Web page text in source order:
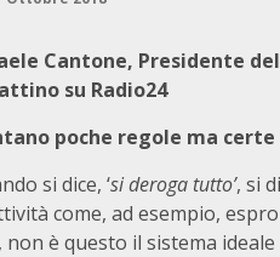
Cantone, Presidente
su Radio24
poche regole ma certe
si dice, ‘si deroga tutto’, si
come, ad esempio,
non è questo il sistema